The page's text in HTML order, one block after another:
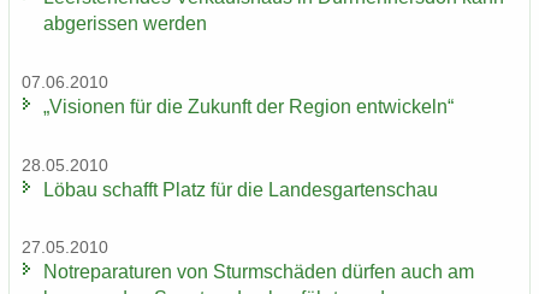
ab­ge­ris­sen wer­den
07.06.2010
„Vi­sio­nen für die Zu­kunft der Re­gi­on ent­wi­ckeln“
28.05.2010
Löbau schafft Platz für die Lan­des­gar­ten­schau
27.05.2010
Not­re­pa­ra­tu­ren von Sturm­schä­den dür­fen auch am